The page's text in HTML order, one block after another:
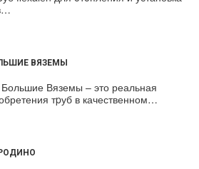
ВЯЗЕМЫ
Вяземы – это реальная
тpуб в качественном…